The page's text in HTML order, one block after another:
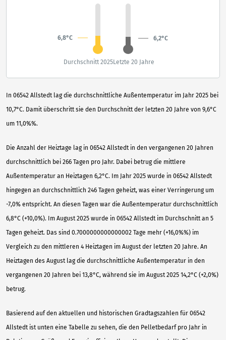
In 06542 Allstedt lag die durchschnittliche Außentemperatur im Jahr 2025 bei
10,7°C. Damit überschritt sie den Durchschnitt der letzten 20 Jahre von 9,6°C
um 11,0%%.
Die Anzahl der Heiztage lag in 06542 Allstedt in den vergangenen 20 Jahren
durchschnittlich bei 266 Tagen pro Jahr. Dabei betrug die mittlere
Außentemperatur an Heiztagen 6,2°C. Im Jahr 2025 wurde in 06542 Allstedt
hingegen an durchschnittlich 246 Tagen geheizt, was einer Verringerung um
-7,0% entspricht. An diesen Tagen war die Außentemperatur durchschnittlich
6,8°C (+10,0%). Im August 2025 wurde in 06542 Allstedt im Durchschnitt an 5
Tagen geheizt. Das sind 0.7000000000000002 Tage mehr (+16,0%%) im
Vergleich zu den mittleren 4 Heiztagen im August der letzten 20 Jahre. An
Heiztagen des August lag die durchschnittliche Außentemperatur in den
vergangenen 20 Jahren bei 13,8°C, während sie im August 2025 14,2°C (+2,0%)
betrug.
Basierend auf den aktuellen und historischen Gradtagszahlen für 06542
Allstedt ist unten eine Tabelle zu sehen, die den Pelletbedarf pro Jahr in
6,8°C 6,2°C
Durchschnitt 2025Letzte 20 Jahre